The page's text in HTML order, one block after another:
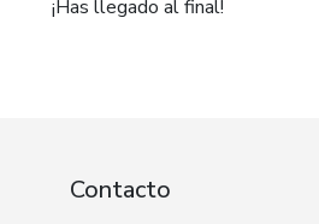
¡Has llegado al final!
Contacto